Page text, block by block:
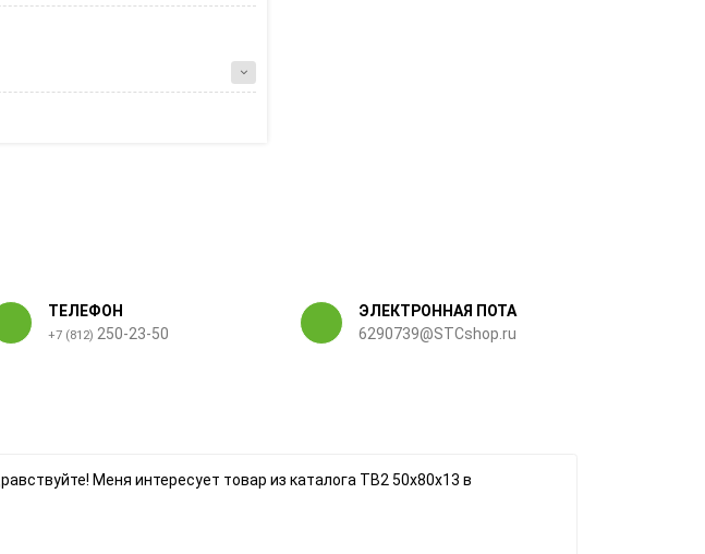
ТЕЛЕФОН
+7 (812) 250-23-50
ЭЛЕКТРОННАЯ ПОТА
6290739@STCshop.ru